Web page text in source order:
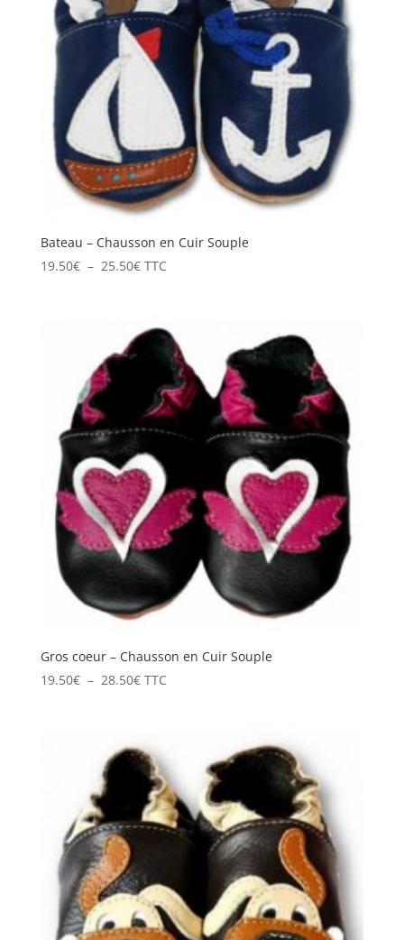
Bateau – Chausson en Cuir Souple
19.50€ – 25.50€Plage
19.50€
25.50€
TTC
Gros coeur – Chausson en Cuir Souple
19.50€ – 28.50€Plage
à
28.50€
TTC